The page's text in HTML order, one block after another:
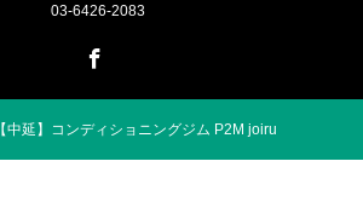
03-6426-2083
【中延】コンディショニングジム P2M joiru